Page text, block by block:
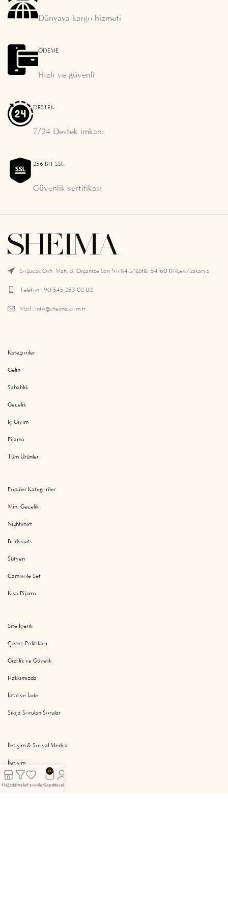
Dünyaya kargo hizmeti
ÖDEME
Hızlı ve güvenli
DESTEK
7/24 Destek imkanı
256 BIT SSL
Güvenlik sertifikası
Soğucak Osb. Mah. 3. Organize San No:84 Söğütlü, 54160 Bölgesi/Sakarya
Telefon : 90 545 253 02 02
Mail : info@sheima.com.tr
Kategoriler
Gelin
Sabahlık
Gecelik
İç Giyim
Pijama
Tüm Ürünler
Popüler Kategoriler
Mini Gecelik
Nightshirt
Bodysuits
Sütyen
Camisole Set
Kısa Pijama
Site İçerik
Çerez Politikası
Gizlilik ve Güvelik
Hakkımızda
İptal ve İade
Sıkça Sorulan Sorular
İletişim & Sosyal Medya
İletişim
Whatsapp Destek
MağazaFiltrelerFavoriler
0
SepetHesabım